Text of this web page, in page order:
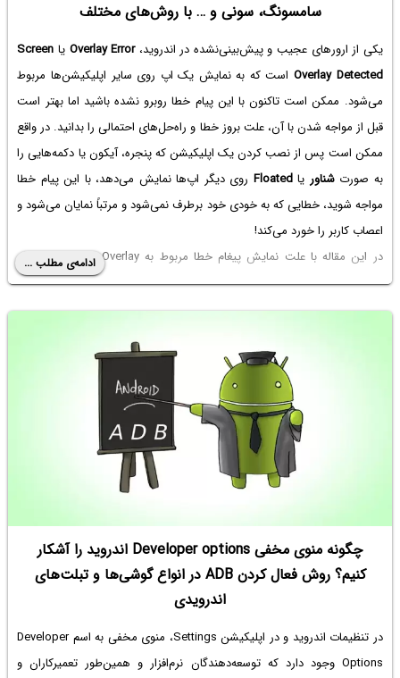
سامسونگ، سونی و … با روش‌های مختلف
یکی از ارورهای عجیب و پیش‌بینی‌نشده در اندروید،Overlay Error یا Screen
Overlay Detectedاست که به نمایش یک اپ روی سایر اپلیکیشن‌ها مربوط
می‌شود. ممکن است تاکنون با این پیام خطا روبرو نشده باشید اما بهتر است
قبل از مواجه شدن با آن، علت بروز خطا و راه‌حل‌های احتمالی را بدانید. در واقع
ممکن است پس از نصب کردن یک اپلیکیشن که پنجره، آیکون یا دکمه‌هایی را
به صورتشناور یاFloated روی دیگر اپ‌ها نمایش می‌دهد، با این پیام خطا
مواجه شوید، خطایی که به خودی خود برطرف نمی‌شود و مرتباً نمایان می‌شود و
اعصاب کاربر را خورد می‌کند!
در این مقاله با علت نمایش پیغام خطا مربوط به Overlay و راه‌های برطرف
کردن آن آشنا می‌شویم. با ما باشید تا یکی دیگر از مشکلات دنیای موبایل را
حل و بررسی کنیم.
ادامه‌ی مطلب ...
چگونه منوی مخفی Developer options اندروید را آشکار
کنیم؟ روش فعال کردن ADB در انواع گوشی‌ها و تبلت‌های
اندرویدی
در تنظیمات اندروید و در اپلیکیشن Settings، منوی مخفی به اسم Developer
Options وجود دارد که توسعه‌دهندگان نرم‌افزار و همین‌طور تعمیرکاران و